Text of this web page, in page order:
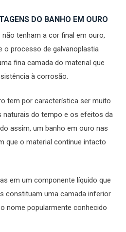
DO BANHO EM OURO
tenham a cor final em ouro,
o processo de galvanoplastia
fina camada do material que
à corrosão.
tem por característica ser muito
naturais do tempo e os efeitos da
assim, um banho em ouro nas
que o material continue intacto
em um componente líquido que
constituam uma camada inferior
nome popularmente conhecido